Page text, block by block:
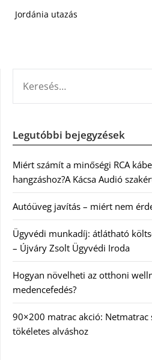
Jordánia utazás
Legutóbbi bejegyzések
Miért számít a minőségi RCA
hangzáshoz?A Kácsa Audió
Autóüveg javítás – miért nem
Ügyvédi munkadíj: átlátható
– Újváry Zsolt Ügyvédi Iroda
Hogyan növelheti az otthoni
medencefedés?
90×200 matrac akció: Netmatrac
tökéletes alváshoz